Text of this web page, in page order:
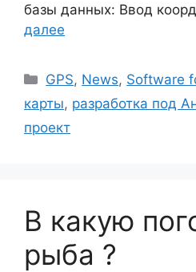
базы данных: Ввод
далее
Рубрики
GPS, News, Software
карты, разработка под
проект
В какую
рыба ?